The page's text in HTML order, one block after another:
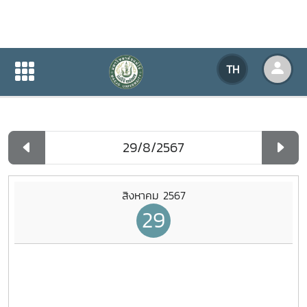
TH
ปฏิทินกิจกรรมของหน่วยงาน
ปฏิทินกิจกรรมของหน่วยงาน
สิงหาคม 2567
29